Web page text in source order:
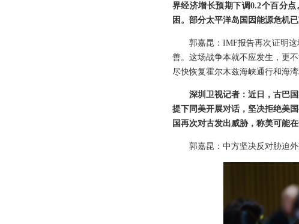
界经济增长预期下调0.2个百分
困。部分太平洋岛国因能源危机
郭嘉昆：IMF报告再次证明
善。这场战争本就不应发生，更
尽快恢复霍尔木兹海峡通行和海
深圳卫视记者：近日，古巴
提下同美开展对话，坚决拒绝美
国再次对古发出威胁，称美可能
郭嘉昆：中方坚决反对胁迫